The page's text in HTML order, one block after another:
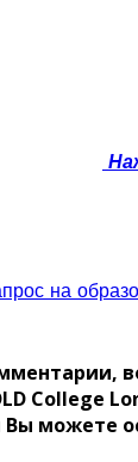
на
College
можете